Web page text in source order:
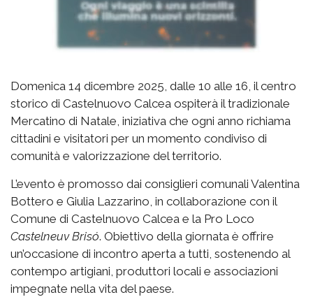
Domenica 14 dicembre 2025, dalle 10 alle 16, il centro
storico di Castelnuovo Calcea ospiterà il tradizionale
Mercatino di Natale, iniziativa che ogni anno richiama
cittadini e visitatori per un momento condiviso di
comunità e valorizzazione del territorio.
L’evento è promosso dai consiglieri comunali Valentina
Bottero e Giulia Lazzarino, in collaborazione con il
Comune di Castelnuovo Calcea e la Pro Loco
Castelneuv Brisó. Obiettivo della giornata è offrire
un’occasione di incontro aperta a tutti, sostenendo al
contempo artigiani, produttori locali e associazioni
impegnate nella vita del paese.